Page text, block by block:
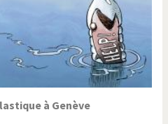
Israël - Palestine
L'Iran tremble
La Corée du Nord: guerre ou
paix?à Genève